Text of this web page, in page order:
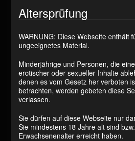
Findom – Valentine
(Psydom)
14:02 Min.
Altersprüfung
WARNUNG: Diese Webseite enthält
ungeeignetes Material.
Minderjährige und Personen, die
erotischer oder sexueller Inhalte
denen es vom Gesetz her verboten
betrachten, werden gebeten diese
verlassen.
Sie dürfen auf diese Webseite nur
Sie mindestens 18 Jahre alt sind
Erwachsenenalter erreicht haben.